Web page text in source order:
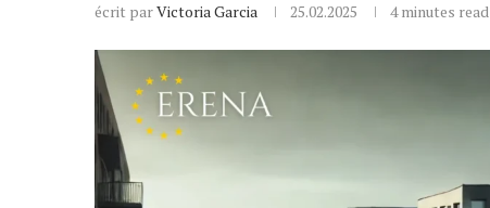
écrit parVictoria Garcia 25.02.2025 4 minutes read